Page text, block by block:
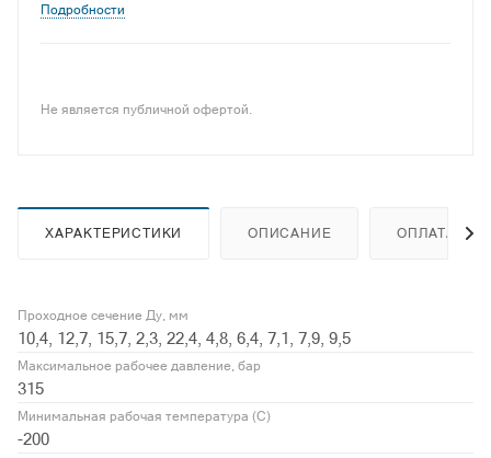
Подробности
Не является публичной офертой.
ХАРАКТЕРИСТИКИ ОПИСАНИЕ ОПЛАТА
Проходное сечение Ду, мм
10,4, 12,7, 15,7, 2,3, 22,4, 4,8, 6,4, 7,1, 7,9, 9,5
Максимальное рабочее давление, бар
315
Минимальная рабочая температура (С)
-200